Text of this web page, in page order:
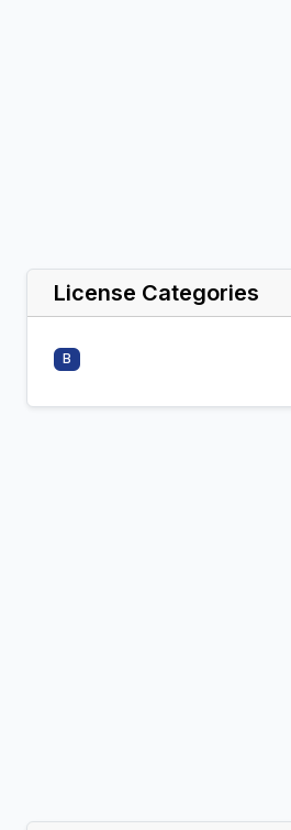
License Categories
B